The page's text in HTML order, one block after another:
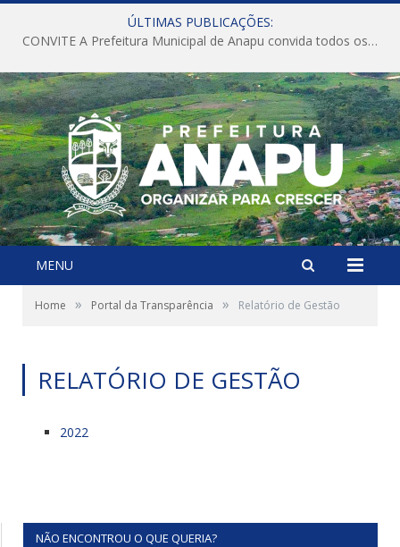
ÚLTIMAS PUBLICAÇÕES:
CONVITE A Prefeitura Municipal de Anapu convida todos os servidores públicos municipais para participarem da Audiência Pública de discussão da Lei de Diretrizes Orçamentárias (LDO), importante instrumento de planejamento das ações e investimentos da Administração Pública para o próximo exercício financeiro.
MENU
Home » Portal da Transparência » Relatório de Gestão
RELATÓRIO DE GESTÃO
2022
NÃO ENCONTROU O QUE QUERIA?